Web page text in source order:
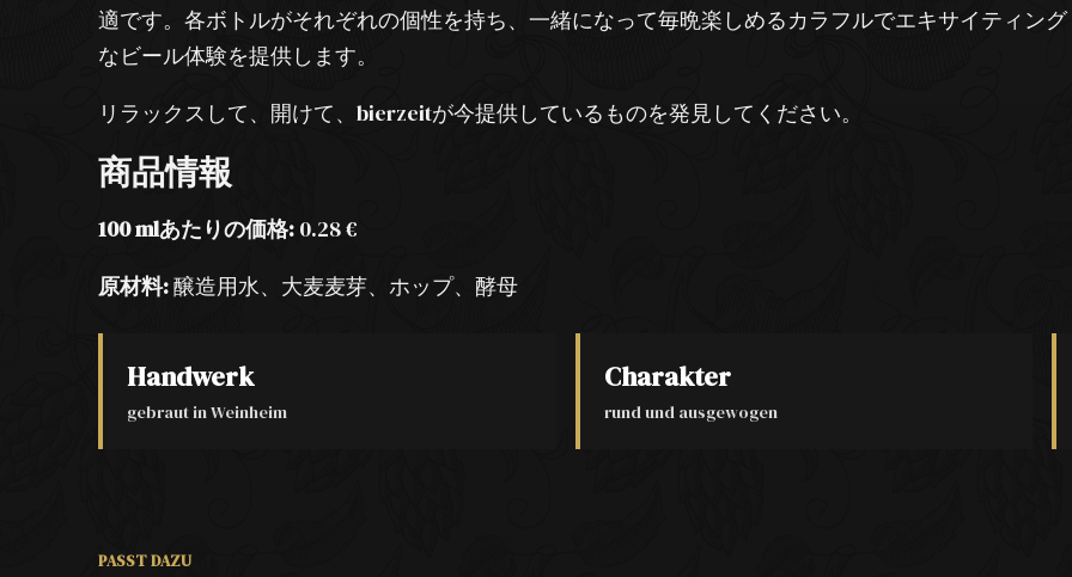
適です。各ボトルがそれぞれの個性を持ち、一緒になって毎晩楽しめるカラフルでエキサイティング
なビール体験を提供します。
リラックスして、開けて、bierzeitが今提供しているものを発見してください。
商品情報
100 mlあたりの価格: 0.28 €
原材料:醸造用水、大麦麦芽、ホップ、酵母
Handwerk
gebraut in Weinheim
Charakter
rund und ausgewogen
PASST DAZU